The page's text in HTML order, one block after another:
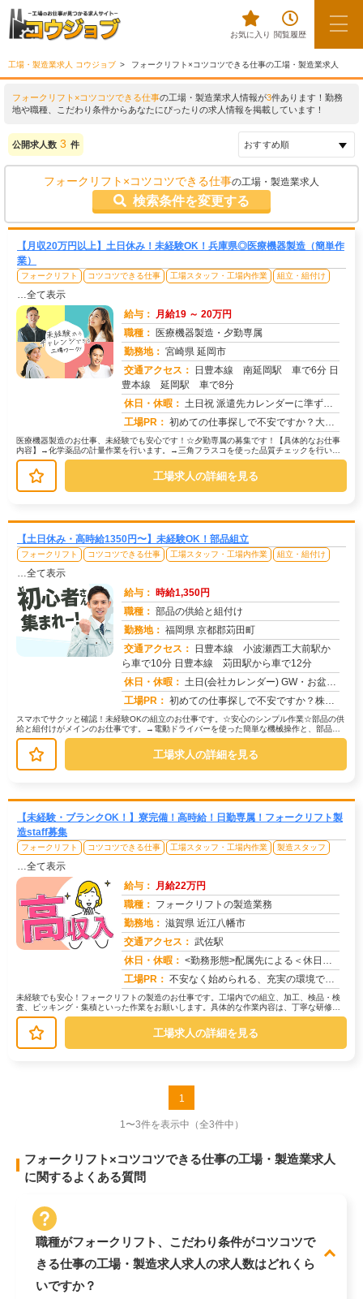
お気に入り 閲覧履歴
工場・製造業求人 コウジョブ フォークリフト×コツコツできる仕事の工場・製造業求人
フォークリフト×コツコツできる仕事の工場・製造業求人情報が3件あります！勤務
地や職種、こだわり条件からあなたにぴったりの求人情報を掲載しています！
公開求人数 3 件
フォークリフト×コツコツできる仕事の工場・製造業求人
検索条件を変更する
【月収20万円以上】土日休み！未経験OK！兵庫県◎医療機器製造（簡単作
業）
フォークリフト コツコツできる仕事 工場スタッフ・工場内作業 組立・組付け
…全て表示
給与： 月給19 ～ 20万円
職種：
医療機器製造・夕勤専属
勤務地： 宮崎県 延岡市
交通アクセス：
日豊本線 南延岡駅 車で6分 日
豊本線 延岡駅 車で8分
休日・休暇： 土日祝 派遣先カレンダーに準ずる （年数回土曜出勤有り）
工場PR： 初めての仕事探しで不安ですか？大丈夫！株式会社京栄センターなら、未経験の方でも安心してスタートできます。☆充実のサ...
医療機器製造のお仕事、未経験でも安心です！☆夕勤専属の募集です！【具体的なお仕事
内容】→化学薬品の計量作業を行います。→三角フラスコを使った品質チェックを行いま
す。未経験の方でも、安心して始めら...
工場求人の詳細を見る
【土日休み・高時給1350円〜】未経験OK！部品組立
フォークリフト コツコツできる仕事 工場スタッフ・工場内作業 組立・組付け
…全て表示
給与： 時給1,350円
職種： 部品の供給と組付け
勤務地： 福岡県 京都郡苅田町
交通アクセス：
日豊本線 小波瀬西工大前駅か
ら車で10分 日豊本線 苅田駅から車で12分
休日・休暇： 土日(会社カレンダー) GW・お盆・年末年始/年間休日122日
工場PR： 初めての仕事探しで不安ですか？株式会社京栄センターなら、そんな不安を解消できる環境が整っています！☆家具付き寮が初...
スマホでサクッと確認！未経験OKの組立のお仕事です。☆安心のシンプル作業☆部品の供
給と組付けがメインのお仕事です。→電動ドライバーを使った簡単な機械操作と、部品の
取り付けを行います。→取り付け後...
工場求人の詳細を見る
【未経験・ブランクOK！】寮完備！高時給！日勤専属！フォークリフト製
造staff募集
フォークリフト コツコツできる仕事 工場スタッフ・工場内作業 製造スタッフ
…全て表示
給与： 月給22万円
職種： フォークリフトの製造業務
勤務地： 滋賀県 近江八幡市
交通アクセス： 武佐駅
休日・休暇： <勤務形態>配属先による＜休日＞工場カレンダーによる
工場PR： 不安なく始められる、充実の環境です！初めての方でも安心して働けるよう、充実のサポート体制を整えています。→初期費用...
未経験でも安心！フォークリフトの製造のお仕事です。工場内での組立、加工、検品・検
査、ピッキング・集積といった作業をお願いします。具体的な作業内容は、丁寧な研修で
しっかり学べるのでご安心ください。...
工場求人の詳細を見る
1
1〜3件を表示中 （全3件中）
フォークリフト×コツコツできる仕事の工場・製造業求人
に関するよくある質問
職種がフォークリフト、こだわり条件がコツコツで
きる仕事の工場・製造求人求人の求人数はどれくら
いですか？